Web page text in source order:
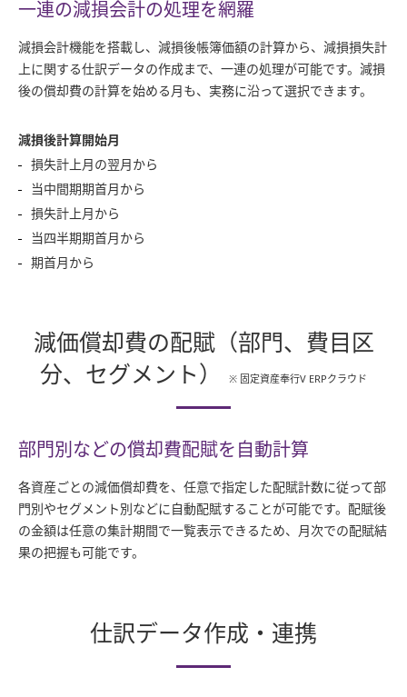
一連の減損会計の処理を網羅
減損会計機能を搭載し、減損後帳簿価額の計算から、減損損失計
上に関する仕訳データの作成まで、一連の処理が可能です。減損
後の償却費の計算を始める月も、実務に沿って選択できます。
減損後計算開始月
損失計上月の翌月から
当中間期期首月から
損失計上月から
当四半期期首月から
期首月から
減価償却費の配賦（部門、費目区
分、セグメント）
※ 固定資産奉行V ERPクラウド
部門別などの償却費配賦を自動計算
各資産ごとの減価償却費を、任意で指定した配賦計数に従って部
門別やセグメント別などに自動配賦することが可能です。配賦後
の金額は任意の集計期間で一覧表示できるため、月次での配賦結
果の把握も可能です。
仕訳データ作成・連携